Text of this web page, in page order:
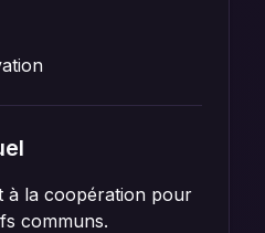
à la coopération pour
communs.